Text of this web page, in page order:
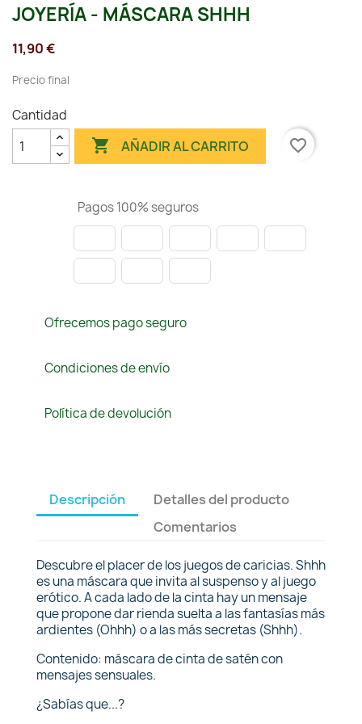
JOYERÍA - MÁSCARA SHHH
11,90 €
Precio final
Cantidad
 AÑADIR AL CARRITO favorite_border
Pagos 100% seguros
Ofrecemos pago seguro
Condiciones de envío
Política de devolución
Descripción
Detalles del producto
Comentarios
Descubre el placer de los juegos de caricias. Shhh
es una máscara que invita al suspenso y al juego
erótico. A cada lado de la cinta hay un mensaje
que propone dar rienda suelta a las fantasías más
ardientes (Ohhh) o a las más secretas (Shhh).
Contenido: máscara de cinta de satén con
mensajes sensuales.
¿Sabías que...?